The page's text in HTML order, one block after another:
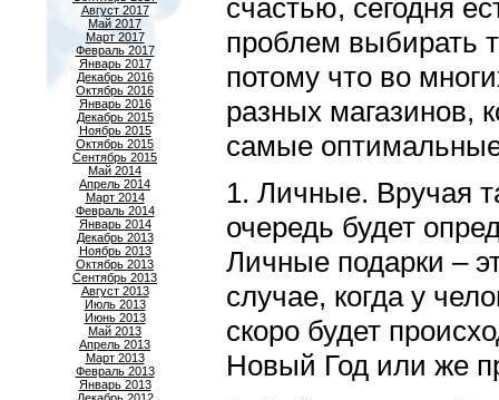
Август 2017
Май 2017
Март 2017
Февраль 2017
Январь 2017
Декабрь 2016
Октябрь 2016
Январь 2016
Декабрь 2015
Ноябрь 2015
Октябрь 2015
Сентябрь 2015
Май 2014
Апрель 2014
Март 2014
Февраль 2014
Январь 2014
Декабрь 2013
Ноябрь 2013
Октябрь 2013
Сентябрь 2013
Август 2013
Июль 2013
Июнь 2013
Май 2013
Апрель 2013
Март 2013
Февраль 2013
Январь 2013
счастью, сегодня
проблем выбирать
потому что во
разных магазинов,
самые
1. Личные. Вручая
очередь будет
Личные подарки –
случае, когда у
скоро будет
Новый Год или же